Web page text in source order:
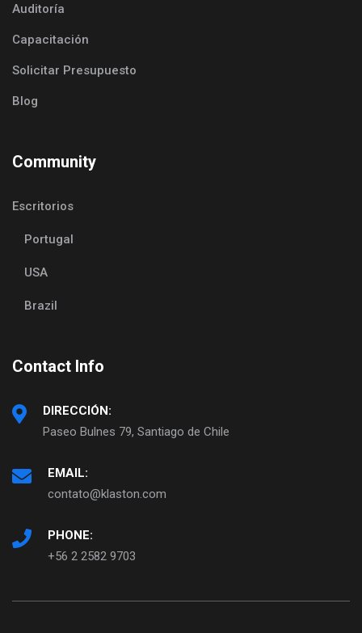
Auditoría
Capacitación
Solicitar Presupuesto
Blog
Community
Escritorios
Portugal
USA
Brazil
Contact Info
DIRECCIÓN:
Paseo Bulnes 79, Santiago de Chile
EMAIL:
contato@klaston.com
PHONE:
+56 2 2582 9703